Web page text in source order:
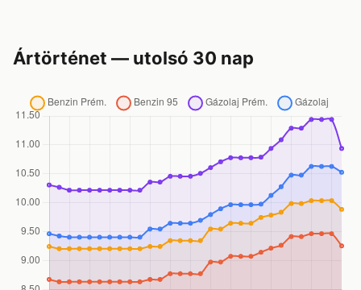
Ártörténet — utolsó 30 nap